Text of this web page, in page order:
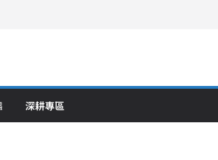
深耕專區